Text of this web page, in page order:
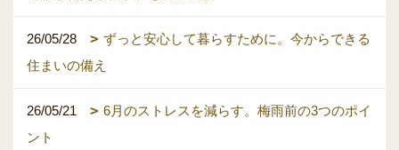
26/05/28
ずっと安心して暮らすために。今からできる
住まいの備え
26/05/21
6月のストレスを減らす。梅雨前の3つのポイ
ント